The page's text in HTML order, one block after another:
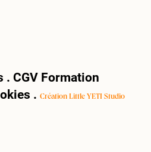
.CGV Formation
.Création Little YETI Studio